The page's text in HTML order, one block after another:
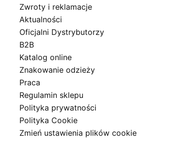
Zwroty i reklamacje
Aktualności
Oficjalni Dystrybutorzy
B2B
Katalog online
Znakowanie odzieży
Praca
Regulamin sklepu
Polityka prywatności
Polityka Cookie
Zmień ustawienia plików cookie